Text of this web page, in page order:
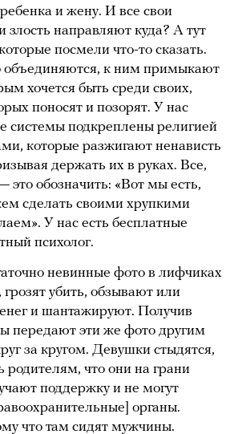
и жену. И все свои
злость направляют куда? А тут
посмели что-то сказать.
к ним примыкают
хочется быть среди своих,
поносят и позорят. У нас
системы подкреплены религией
которые разжигают ненависть
держать их в руках. Все,
обозначить: «Вот мы есть,
сделать своими хрупкими
У нас есть бесплатные
психолог.
невинные фото в лифчиках
убить, обзывают или
и шантажируют. Получив
передают эти же фото другим
за кругом. Девушки стыдятся,
родителям, что они на грани
поддержку и не могут
органы.
что там сидят мужчины.